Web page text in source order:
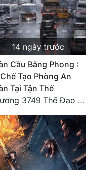
14 ngày trước
Cầu Băng Phong :
Tạo Phòng An
Tại Tận Thế
Chương 3749 Thế Đao xuất kích